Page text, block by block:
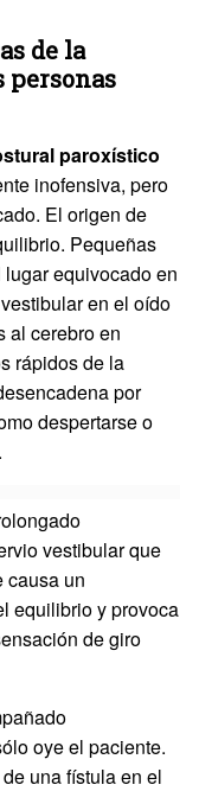
de la
personas
paroxístico
inofensiva, pero
El origen de
Pequeñas
equivocado en
en el oído
al cerebro en
rápidos de la
por
despertarse o
vestibular que
causa un
equilibrio y provoca
de giro
oye el paciente.
una fístula en el